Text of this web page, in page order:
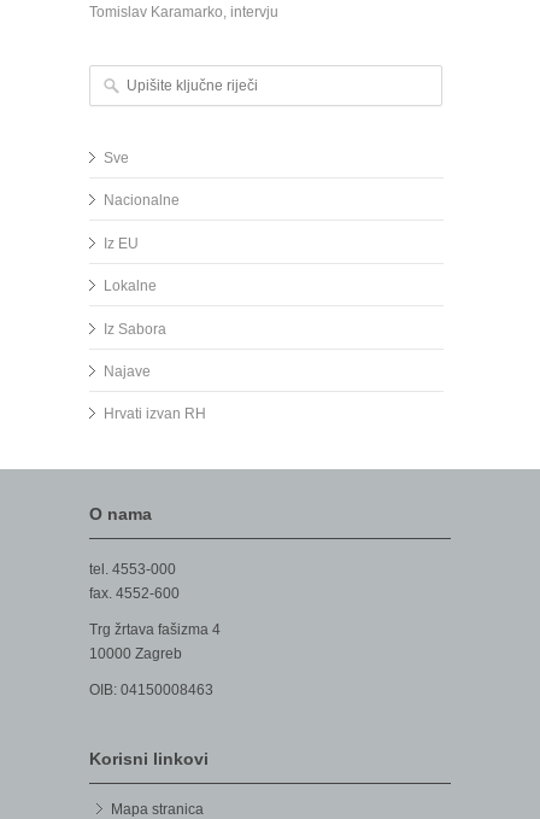
Tomislav Karamarko intervju
Upišite ključne riječi
Sve
Nacionalne
Iz EU
Lokalne
Iz Sabora
Najave
Hrvati izvan RH
O nama
tel. 4553-000
fax. 4552-600
Trg žrtava fašizma 4
10000 Zagreb
OIB: 04150008463
Korisni linkovi
Mapa stranica